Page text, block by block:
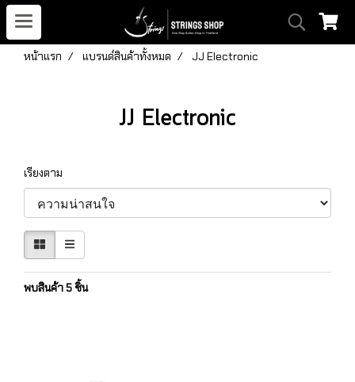
หน้าแรก แบรนด์สินค้าทั้งหมด JJ Electronic
JJ Electronic
เรียงตาม
พบสินค้า 5 ชิ้น